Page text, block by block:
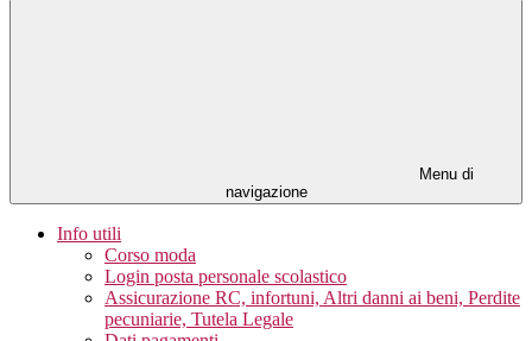
Menu di
navigazione
Info utili
Corso moda
Login posta personale scolastico
Assicurazione RC, infortuni, Altri danni ai beni, Perdite
pecuniarie, Tutela Legale